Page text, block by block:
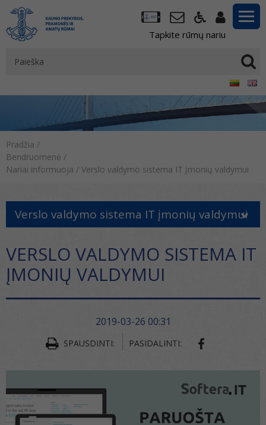
Tapkite rūmų nariu
Pradžia /
Bendruomenė /
Nariai informuoja / Verslo valdymo sistema IT įmonių valdymui
Verslo valdymo sistema IT įmonių valdymui
VERSLO VALDYMO SISTEMA IT
ĮMONIŲ VALDYMUI
2019-03-26 00:31
SPAUSDINTI: PASIDALINTI: